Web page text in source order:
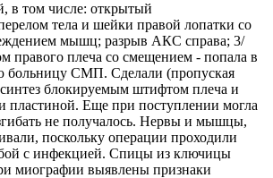
в том числе: открытый
тела и шейки правой лопатки со
мышц; разрыв АКС справа; 3/
правого плеча со смещением - попала в
больницу СМП. Сделали (пропуская
блокируемым штифтом плеча и
пластиной. Еще при поступлении могла
не получалось. Нервы и мышцы,
поскольку операции проходили
с инфекцией. Спицы из ключицы
миографии выявлены признаки